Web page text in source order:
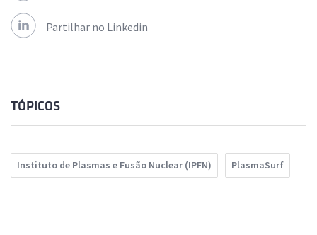
Partilhar no Linkedin
TÓPICOS
Instituto de Plasmas e Fusão Nuclear (IPFN) PlasmaSurf